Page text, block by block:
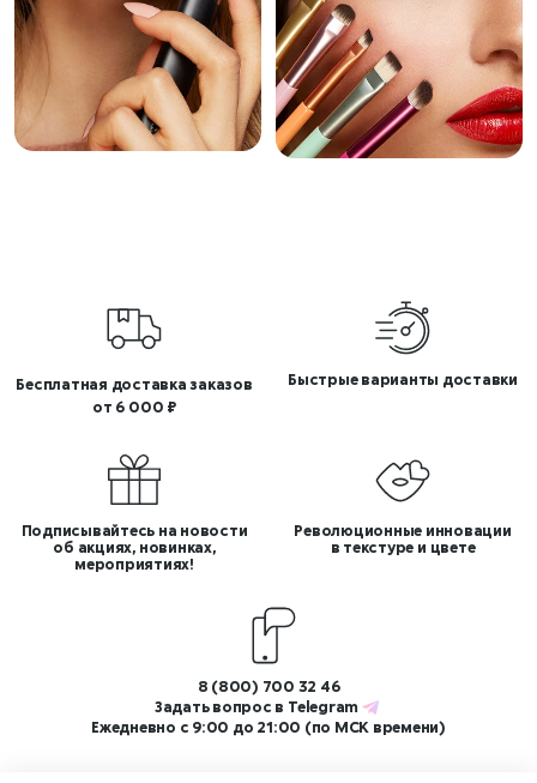
Бесплатная доставка заказов
от 6 000 ₽
Быстрые варианты доставки
Подписывайтесь на новости
об акциях, новинках,
мероприятиях!
Революционные инновации
в текстуре и цвете
8 (800) 700 32 46
Задать вопрос в Telegram
Ежедневно с 9:00 до 21:00 (по МСК времени)